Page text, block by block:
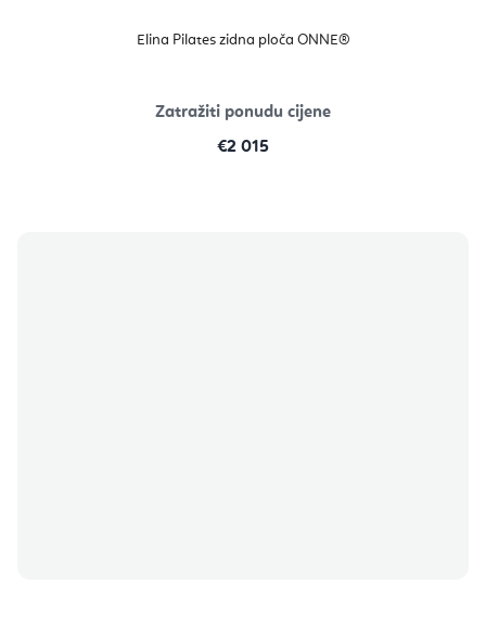
Elina Pilates zidna ploča ONNE®
Zatražiti ponudu cijene
€2 015